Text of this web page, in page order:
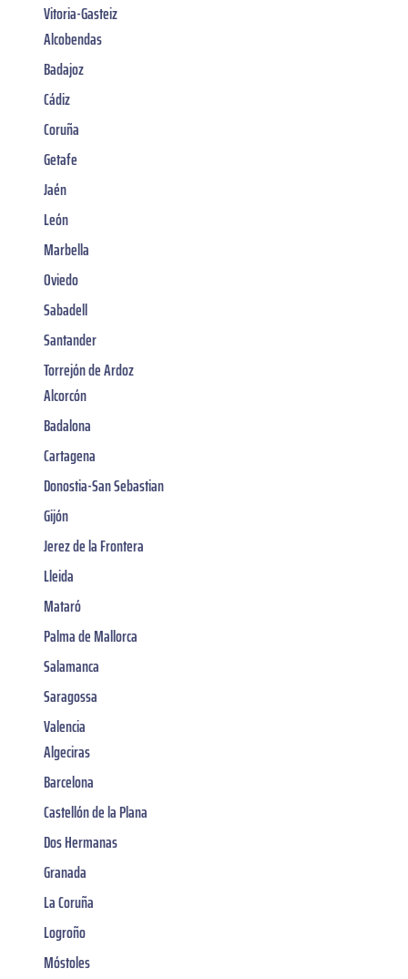
Vitoria-Gasteiz
Alcobendas
Badajoz
Cádiz
Coruña
Getafe
Jaén
León
Marbella
Oviedo
Sabadell
Santander
Torrejón de Ardoz
Alcorcón
Badalona
Cartagena
Donostia-San Sebastian
Gijón
Jerez de la Frontera
Lleida
Mataró
Palma de Mallorca
Salamanca
Saragossa
Valencia
Algeciras
Barcelona
Castellón de la Plana
Dos Hermanas
Granada
La Coruña
Logroño
Móstoles